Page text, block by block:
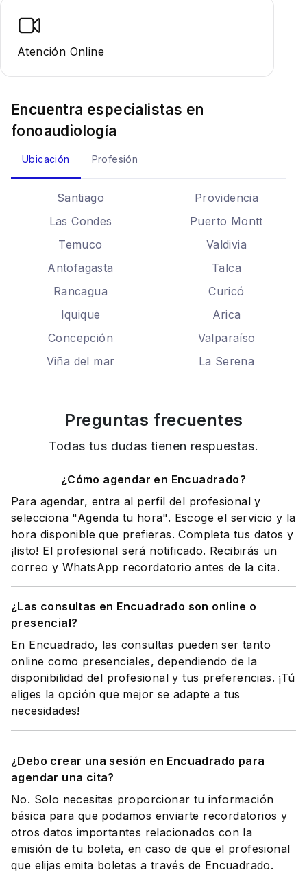
Atención Online
Encuentra especialistas en
fonoaudiología
Ubicación Profesión
Santiago
Providencia
Las Condes
Puerto Montt
Temuco
Valdivia
Antofagasta
Talca
Rancagua
Curicó
Iquique
Arica
Concepción
Valparaíso
Viña del mar
La Serena
Preguntas frecuentes
Todas tus dudas tienen respuestas.
¿Cómo agendar en Encuadrado?
Para agendar, entra al perfil del profesional y
selecciona "Agenda tu hora". Escoge el servicio y la
hora disponible que prefieras. Completa tus datos y
¡listo! El profesional será notificado. Recibirás un
correo y WhatsApp recordatorio antes de la cita.
¿Las consultas en Encuadrado son online o
presencial?
En Encuadrado, las consultas pueden ser tanto
online como presenciales, dependiendo de la
disponibilidad del profesional y tus preferencias. ¡Tú
eliges la opción que mejor se adapte a tus
necesidades!
¿Debo crear una sesión en Encuadrado para
agendar una cita?
No. Solo necesitas proporcionar tu información
básica para que podamos enviarte recordatorios y
otros datos importantes relacionados con la
emisión de tu boleta, en caso de que el profesional
que elijas emita boletas a través de Encuadrado.